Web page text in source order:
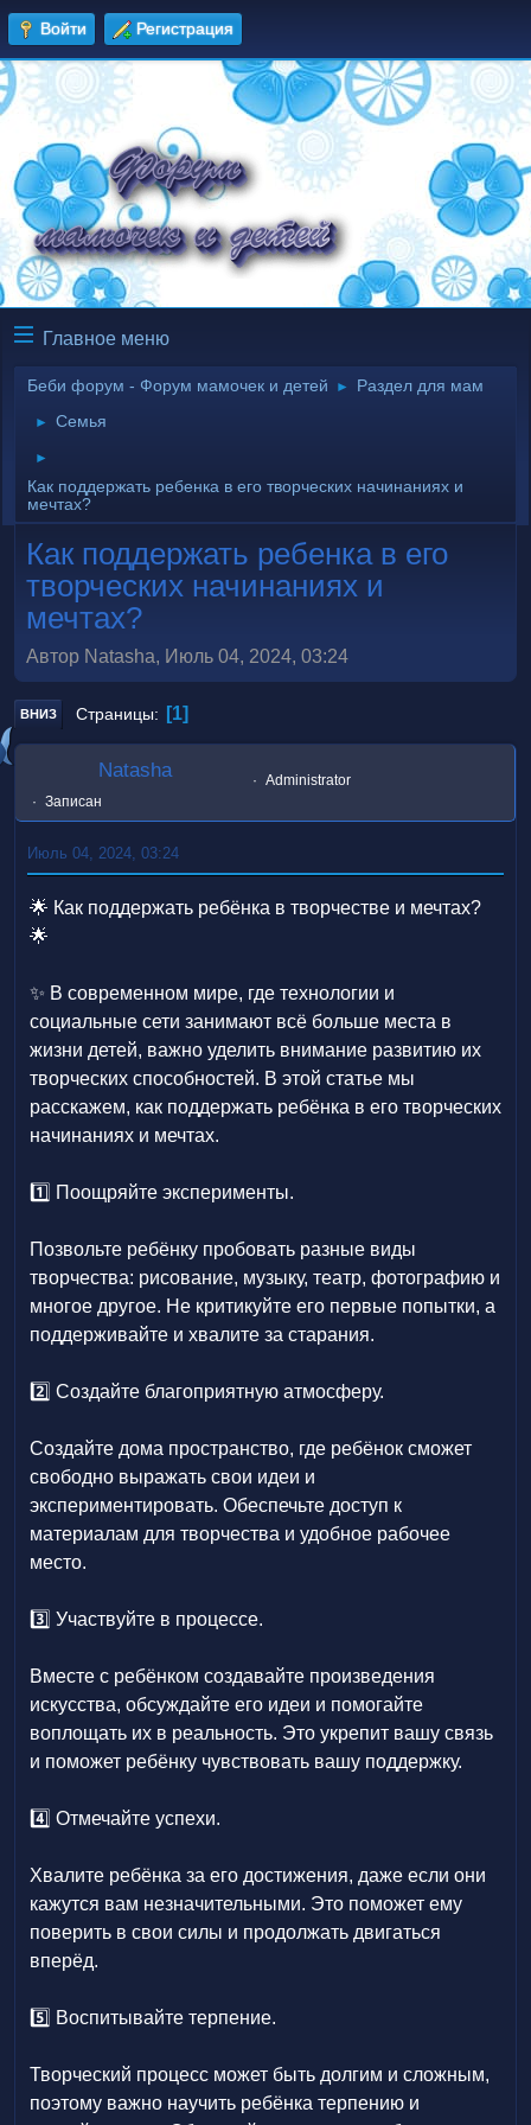
Войти Регистрация
Главное меню
Беби форум - Форум мамочек и детей ► Раздел для мам
► Семья
►
Как поддержать ребенка в его творческих начинаниях и
мечтах?
Как поддержать ребенка в его
творческих начинаниях и
мечтах?
Автор Natasha, Июль 04, 2024, 03:24
ВНИЗ Страницы 1
Natasha
Administrator
Записан
Июль 04, 2024, 03:24
🌟 Как поддержать ребёнка в творчестве и мечтах?
🌟
✨ В современном мире, где технологии и
социальные сети занимают всё больше места в
жизни детей, важно уделить внимание развитию их
творческих способностей. В этой статье мы
расскажем, как поддержать ребёнка в его творческих
начинаниях и мечтах.
1️⃣ Поощряйте эксперименты.
Позвольте ребёнку пробовать разные виды
творчества: рисование, музыку, театр, фотографию и
многое другое. Не критикуйте его первые попытки, а
поддерживайте и хвалите за старания.
2️⃣ Создайте благоприятную атмосферу.
Создайте дома пространство, где ребёнок сможет
свободно выражать свои идеи и
экспериментировать. Обеспечьте доступ к
материалам для творчества и удобное рабочее
место.
3️⃣ Участвуйте в процессе.
Вместе с ребёнком создавайте произведения
искусства, обсуждайте его идеи и помогайте
воплощать их в реальность. Это укрепит вашу связь
и поможет ребёнку чувствовать вашу поддержку.
4️⃣ Отмечайте успехи.
Хвалите ребёнка за его достижения, даже если они
кажутся вам незначительными. Это поможет ему
поверить в свои силы и продолжать двигаться
вперёд.
5️⃣ Воспитывайте терпение.
Творческий процесс может быть долгим и сложным,
поэтому важно научить ребёнка терпению и